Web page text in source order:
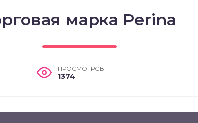
марка Perina
ПРОСМОТРОВ
1374